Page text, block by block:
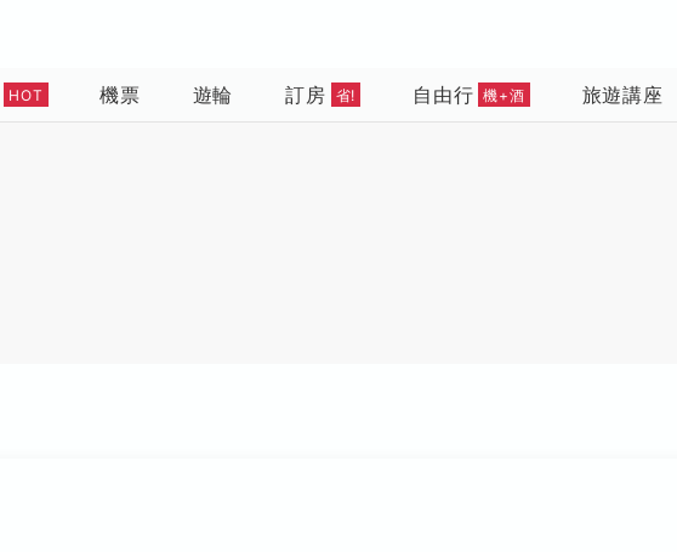
HOT 機票 遊輪 訂房 省! 自由行 機+酒 旅遊講座